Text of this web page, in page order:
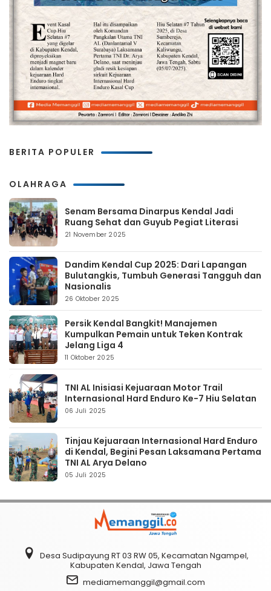
BERITA POPULER
OLAHRAGA
Senam Bersama Dinarpus Kendal Jadi
Ruang Sehat dan Guyub Pegiat Literasi
21 November 2025
Dandim Kendal Cup 2025: Dari Lapangan
Bulutangkis, Tumbuh Generasi Tangguh dan
Nasionalis
26 Oktober 2025
Persik Kendal Bangkit! Manajemen
Kumpulkan Pemain untuk Teken Kontrak
Jelang Liga 4
11 Oktober 2025
TNI AL Inisiasi Kejuaraan Motor Trail
Internasional Hard Enduro Ke-7 Hiu Selatan
06 Juli 2025
Tinjau Kejuaraan Internasional Hard Enduro
di Kendal, Begini Pesan Laksamana Pertama
TNI AL Arya Delano
05 Juli 2025
Desa Sudipayung RT 03 RW 05, Kecamatan Ngampel,
Kabupaten Kendal, Jawa Tengah
mediamemanggil@gmail.com